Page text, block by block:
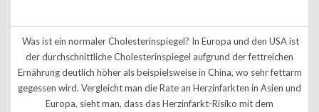
Was ist ein normaler Cholesterinspiegel? In Europa und den USA ist
der durchschnittliche Cholesterinspiegel aufgrund der fettreichen
Ernährung deutlich höher als beispielsweise in China, wo sehr fettarm
gegessen wird. Vergleicht man die Rate an Herzinfarkten in Asien und
Europa, sieht man, dass das Herzinfarkt-Risiko mit dem